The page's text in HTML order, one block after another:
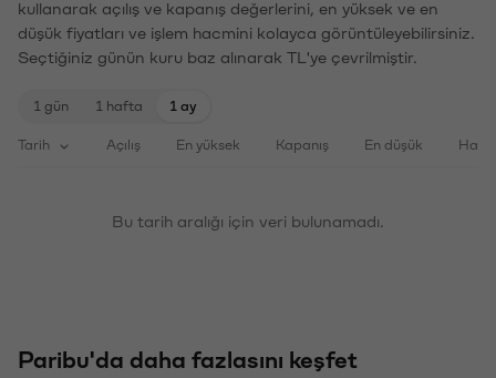
kullanarak açılış ve kapanış değerlerini, en yüksek ve en
düşük fiyatları ve işlem hacmini kolayca görüntüleyebilirsiniz.
Seçtiğiniz günün kuru baz alınarak TL'ye çevrilmiştir.
1 gün 1 hafta 1 ay
Tarih Açılış En yüksek Kapanış En düşük
Bu tarih aralığı için veri bulunamadı.
Paribu'da daha fazlasını keşfet